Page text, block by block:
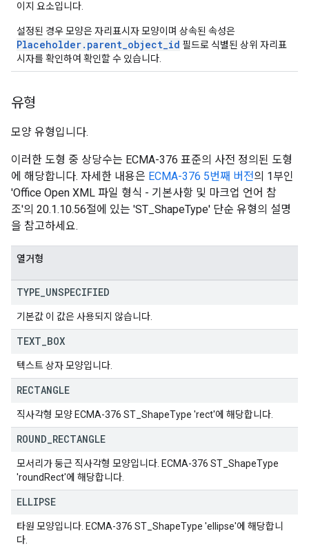
이지 요소입니다.
설정된 경우 모양은 자리표시자 모양이며 상속된 속성은
Placeholder.parent_object_id 필드로 식별된 상위 자리표
시자를 확인하여 확인할 수 있습니다.
유형
모양 유형입니다.
이러한 도형 중 상당수는 ECMA-376 표준의 사전 정의된 도형
에 해당합니다. 자세한 내용은 ECMA-376 5번째 버전의 1부인
'Office Open XML 파일 형식 - 기본사항 및 마크업 언어 참
조'의 20.1.10.56절에 있는 'ST_ShapeType' 단순 유형의 설명
을 참고하세요.
열거형
TYPE UNSPECIFIED
기본값 이 값은 사용되지 않습니다.
TEXT BOX
텍스트 상자 모양입니다.
RECTANGLE
직사각형 모양 ECMA-376 ST_ShapeType 'rect'에 해당합니다.
ROUND RECTANGLE
모서리가 둥근 직사각형 모양입니다. ECMA-376 ST_ShapeType
'roundRect'에 해당합니다.
ELLIPSE
타원 모양입니다. ECMA-376 ST_ShapeType 'ellipse'에 해당합니
다.